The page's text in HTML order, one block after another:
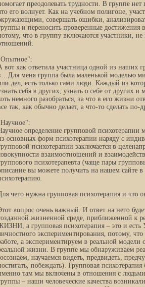
преодолевать трудности. В группе
его волнует. Как на учебном полигоне,
совершать ошибки,
и переносить проверенные достижения
что в группу включаются участники,
вот как ответила участница одной из наших
меня группа была маленькой моделью
дел, есть только сами люди. Каждый из
себя в других, узнать о себе от других
немного разобраться, за что в его жизни
так, как обычно делает, а что-то сделать
определение групповой психотерапии
основных форм психотерапии наряду с
психотерапии заключается в
взаимоотношений и
психотерапевта (чаще пары
вы можете получить на нашем сайте
чего нужна групповая психотерапия и что
вопрос очень важный. И ответ на него
жизненной среде, приближенной к
а групповая психотерапия – это и
экспериментирования, потому,
а экспериментируем в реальной
жизни. В группе мы обнаруживаем
научаемся видеть, предвидеть,
побеждать). Групповая
там мы включены в отношения с
– наши человеческие качества